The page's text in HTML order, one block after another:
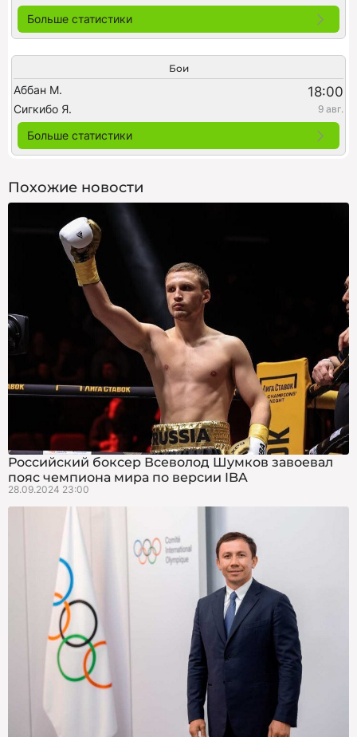
Больше статистики
Бои
Аббан М. 18:00
Сигкибо Я. 9 авг.
Больше статистики
Похожие новости
Российский боксер Всеволод Шумков завоевал
пояс чемпиона мира по версии IBA
28.09.2024 23:00